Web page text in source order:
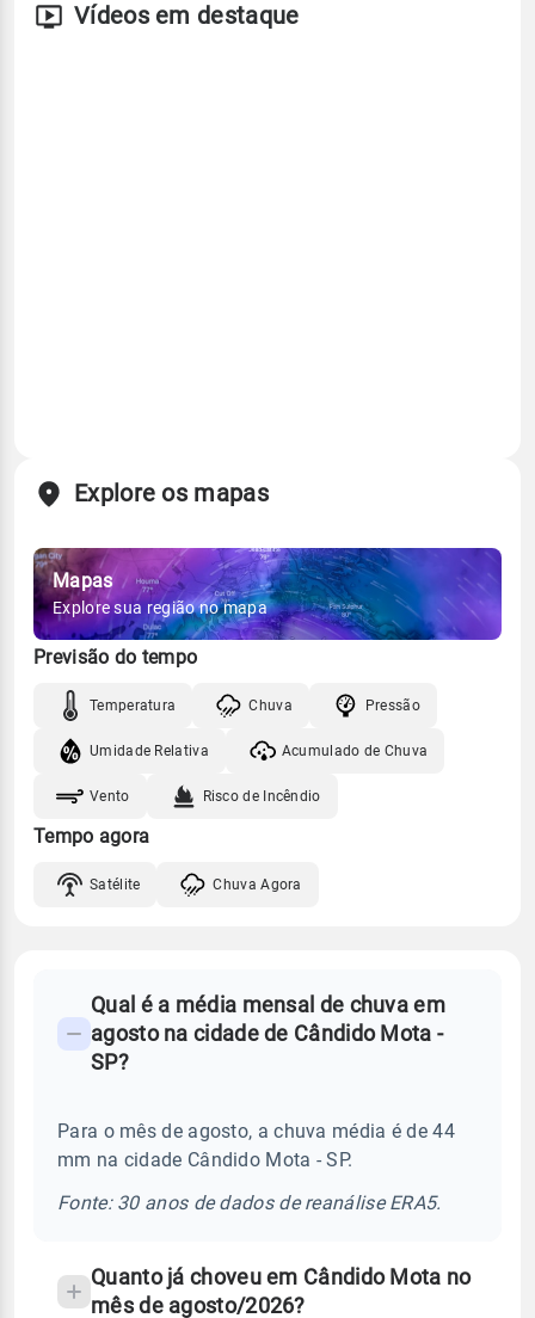
Vídeos em destaque
Explore os mapas
Mapas
Explore sua região no mapa
Previsão do tempo
Temperatura Chuva Pressão
Umidade Relativa Acumulado de Chuva
Vento Risco de Incêndio
Tempo agora
Satélite Chuva Agora
Perguntas
frequentes
chuva
temperatura
Qual é a média mensal de chuva em
agosto na cidade de Cândido Mota -
SP?
Para o mês de agosto, a chuva média é de 44
mm na cidade Cândido Mota - SP.
Fonte: 30 anos de dados de reanálise ERA5.
Quanto já choveu em Cândido Mota no
mês de agosto/2026?